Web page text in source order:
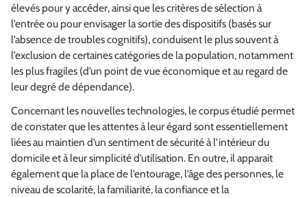
élevés pour y accéder, ainsi que les critères de sélection à
l’entrée ou pour envisager la sortie des dispositifs (basés sur
l’absence de troubles cognitifs), conduisent le plus souvent à
l’exclusion de certaines catégories de la population, notamment
les plus fragiles (d’un point de vue économique et au regard de
leur degré de dépendance).
Concernant les nouvelles technologies, le corpus étudié permet
de constater que les attentes à leur égard sont essentiellement
liées au maintien d’un sentiment de sécurité à l’intérieur du
domicile et à leur simplicité d’utilisation. En outre, il apparait
également que la place de l’entourage, l’âge des personnes, le
niveau de scolarité, la familiarité, la confiance et la